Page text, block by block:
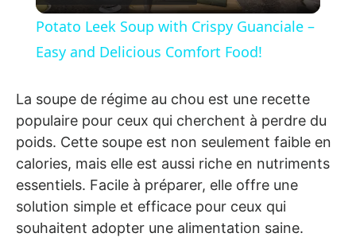
Potato Leek Soup with Crispy Guanciale –
Easy and Delicious Comfort Food!
La soupe de régime au chou est une recette
populaire pour ceux qui cherchent à perdre du
poids. Cette soupe est non seulement faible en
calories, mais elle est aussi riche en nutriments
essentiels. Facile à préparer, elle offre une
solution simple et efficace pour ceux qui
souhaitent adopter une alimentation saine.